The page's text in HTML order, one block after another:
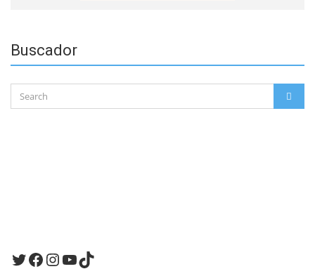
sitio
web
este
navegador
Buscador
Search
for:
Twitter
Facebook
Instagram
YouTube
TikTok